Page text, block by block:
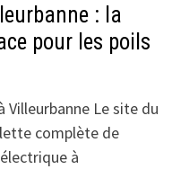
: la
pour les poils
Villeurbanne Le site du
complète de
à